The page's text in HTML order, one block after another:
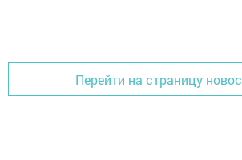
Перейти на страницу